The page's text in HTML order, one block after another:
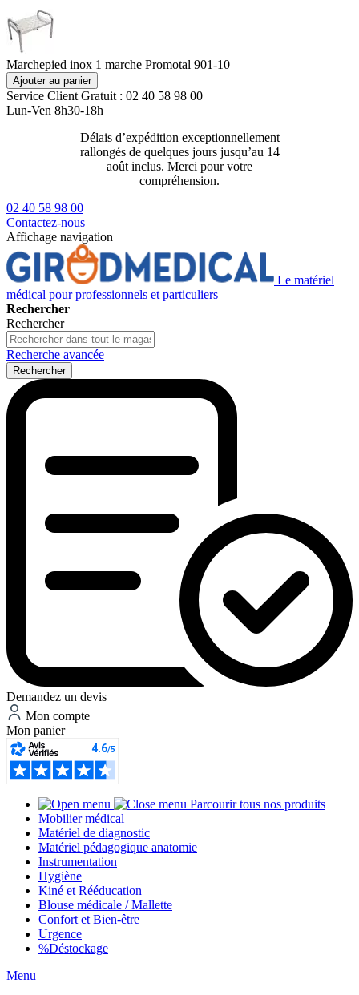
Marchepied inox 1 marche Promotal 901-10
Ajouter au panier
Service Client Gratuit : 02 40 58 98 00
Lun-Ven 8h30-18h
Délais d’expédition exceptionnellement
rallongés de quelques jours jusqu’au 14
août inclus. Merci pour votre
compréhension.
02 40 58 98 00
Contactez-nous
Affichage navigation
Le matériel
médical pour professionnels et particuliers
Rechercher
Rechercher
Recherche avancée
Rechercher
Demandez un devis
Mon compte
Mon panier
Parcourir tous nos produits
Mobilier médical
Matériel de diagnostic
Matériel pédagogique anatomie
Instrumentation
Hygiène
Kiné et Rééducation
Blouse médicale / Mallette
Confort et Bien-être
Urgence
%Déstockage
Menu